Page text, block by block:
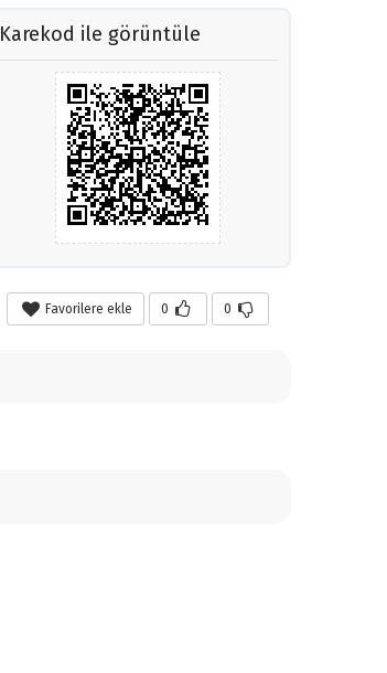
Karekod ile görüntüle
Favorilere ekle 0 0